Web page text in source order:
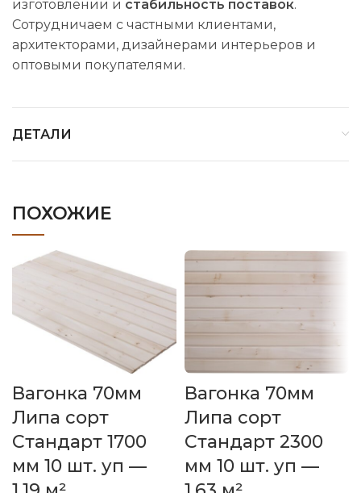
изготовлении и стабильность поставок.
Сотрудничаем с частными клиентами,
архитекторами, дизайнерами интерьеров и
оптовыми покупателями.
ДЕТАЛИ
ПОХОЖИЕ
Вагонка 70мм
Липа сорт
Стандарт 1700
мм 10 шт. уп —
Вагонка 70мм
Липа сорт
Стандарт 2300
мм 10 шт. уп —